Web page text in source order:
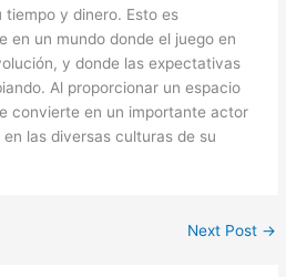
tiempo y dinero. Esto es
en un mundo donde el juego en
y donde las expectativas
Al proporcionar un espacio
convierte en un importante actor
las diversas culturas de su
Next Post →